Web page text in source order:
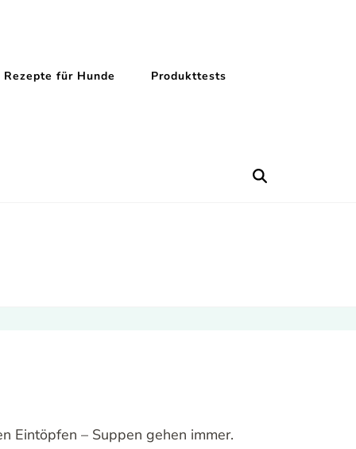
Rezepte für Hunde Produkttests
Eintöpfen – Suppen gehen immer.